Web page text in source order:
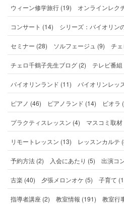
ウィーン修学旅行 (19) オンラインレク
コンサート (14) シリーズ：バイオリン
セミナー (28) ソルフェージュ (9) チ
チェロ千鶴子先生ブログ (2) テレビ番組
バイオリンランド (11) バイオリンレッ
ピアノ (46) ピアノランド (14) ビオラ
プラクティスレッスン (4) マスコミ取材
リモートレッスン (13) レッスンカルテ
予約方法 (2) 入会にあたり (5) 出演コ
古楽 (40) 夕張メロンオケ (5) 子育て
指導者講座 (2) 教室情報 (191) 教室行